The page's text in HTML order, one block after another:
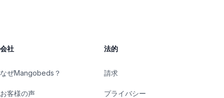
会社
なぜMangobeds？
お客様の声
法的
請求
プライバシー